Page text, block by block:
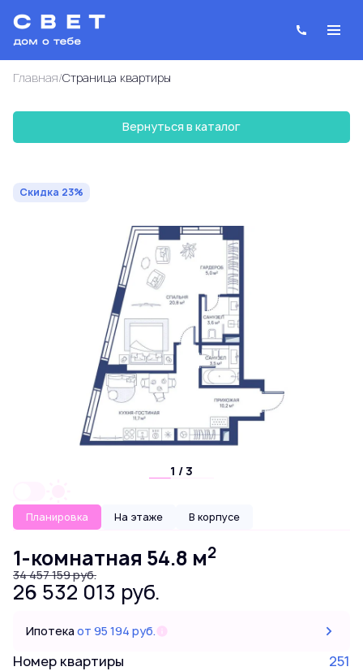
Главная/Cтраница квартиры
Вернуться в каталог
54.8 м2
34 457 159 руб.
Ипотекаот 95 194 руб.
Скидка 23%
1 / 3
Планировка На этаже В корпусе
1-комнатная 54.8 м2
34 457 159 руб.
26 532 013 руб.
Ипотекаот 95 194 руб.
Номер квартиры 251